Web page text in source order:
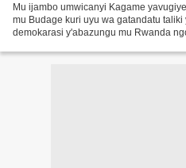
Mu ijambo umwicanyi Kagame
mu Budage kuri uyu wa gatandatu
demokarasi y'abazungu mu Rwanda